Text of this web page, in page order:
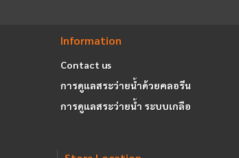
Information
Contact us
การดูแลสระว่ายน้ำด้วยคลอรีน
การดูแลสระว่ายน้ำ ระบบเกลือ